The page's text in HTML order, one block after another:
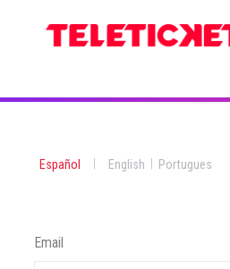
Español English Portugues
Email